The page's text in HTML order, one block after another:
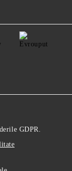
GDPR.